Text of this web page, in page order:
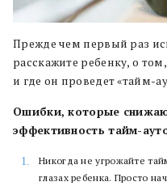
Прежде чем первый раз
расскажите ребенку, о
и где он проведет «тайм-
Ошибки, которые
эффективность тайм-
Никогда не угрожайте
глазах ребенка. Просто